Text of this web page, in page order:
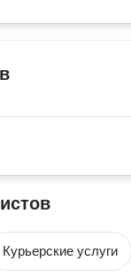
Курьерские услуги